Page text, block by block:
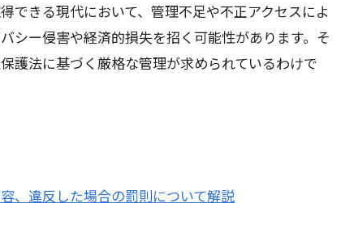
できる現代において、管理不足や不正アクセスによ
シー侵害や経済的損失を招く可能性があります。そ
護法に基づく厳格な管理が求められているわけで
、違反した場合の罰則について解説